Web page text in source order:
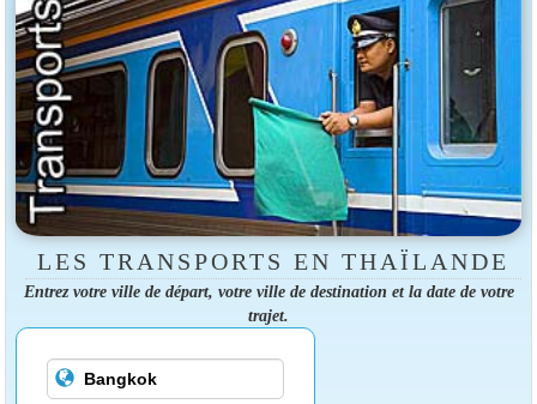
LES TRANSPORTS EN THAÏLANDE
Entrez votre ville de départ, votre ville de destination et la date de votre
trajet.